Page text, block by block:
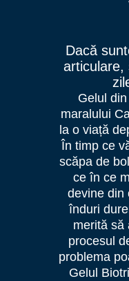
Dacă
articulare,
Gelul
maralului
la o viață
În timp ce
scăpa de
ce în ce
devine din
înduri
merită să
procesul
problema
Gelul